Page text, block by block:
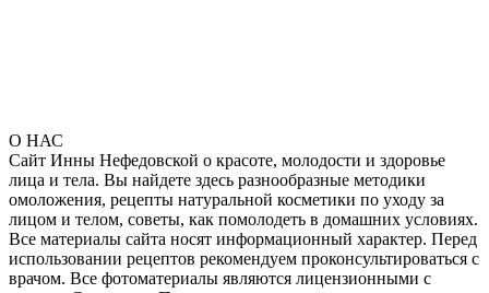
О НАС
Сайт Инны Нефедовской о красоте, молодости и здоровье
лица и тела. Вы найдете здесь разнообразные методики
омоложения, рецепты натуральной косметики по уходу за
лицом и телом, советы, как помолодеть в домашних условиях.
Все материалы сайта носят информационный характер. Перед
использовании рецептов рекомендуем проконсультироваться с
врачом. Все фотоматериалы являются лицензионными с